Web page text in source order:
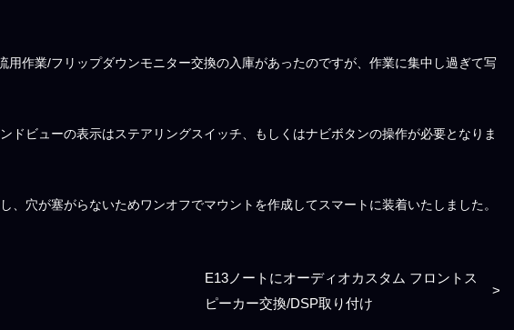
作業/フリップダウンモニター交換の入庫があったのですが、作業に集中し過ぎて写
ビューの表示はステアリングスイッチ、もしくはナビボタンの操作が必要となりま
穴が塞がらないためワンオフでマウントを作成してスマートに装着いたしました。
E13ノートにオーディオカスタム フロントス
ピーカー交換/DSP取り付け
>